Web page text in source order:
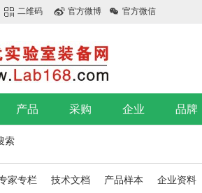
二维码 官方微博 官方微信
产品 采购 企业 品牌
索
家专栏 技术文档 产品样本 企业资料